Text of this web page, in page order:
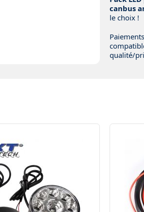
canbus
le choix !
qualité/